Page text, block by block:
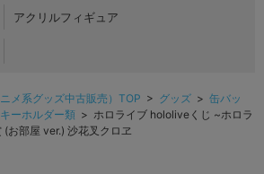
アクリルフィギュア
メ系グッズ中古販売）TOP > グッズ > 缶バッ
ーホルダー類 > ホロライブ hololiveくじ ~ホロラ
お部屋 ver.) 沙花叉クロヱ